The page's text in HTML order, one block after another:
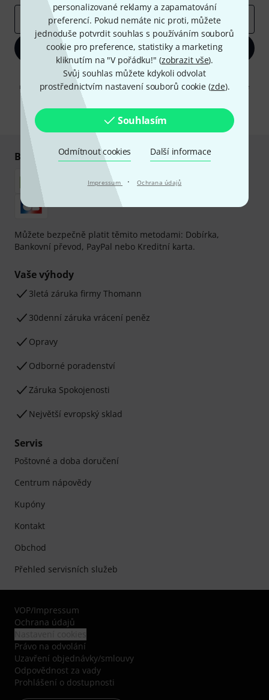
personalizované reklamy a zapamatování
preferencí. Pokud nemáte nic proti, můžete
jednoduše potvrdit souhlas s používáním souborů
cookie pro preference, statistiky a marketing
kliknutím na "V pořádku!" (zobrazit vše).
Svůj souhlas můžete kdykoli odvolat
prostřednictvím nastavení souborů cookie (zde).
Souhlasím
Odmítnout cookies Další informace
Impressum · Ochrana údajů
E-mailová adresa *
Zaregistrujte se
Kliknutím na "Zaregistrujte se" souhlasíte s přijímáním e-mailových
reklam a měřením chování při používání e-mailů. Odhlášení je možné
kdykoliv. Další informace naleznete v naší sekci
* Požadováno
Bezpečný nákup i platba
Můžete bezpečně platit těmito metodami: Dobírka,
Bankovní převod, PayPal nebo Kreditní karta.
Vaše výhody
3letá záruka firmy Thomann
30denní záruka vrácení peněz
Opravy
Odborné poradenství
Záruka Spokojenosti
Největší evropský sklad
Servis
Poštovné a doba doručení
Centrum nápovědy
Kupóny
Kontakt
Obchod
Přehled servisních služeb
VOP/Impressum
Ochrana údajů
Právo na odvolání
Uzavření objednávky/smlouvy
Odpovědnost za vady
Prohlášení o dostupnosti